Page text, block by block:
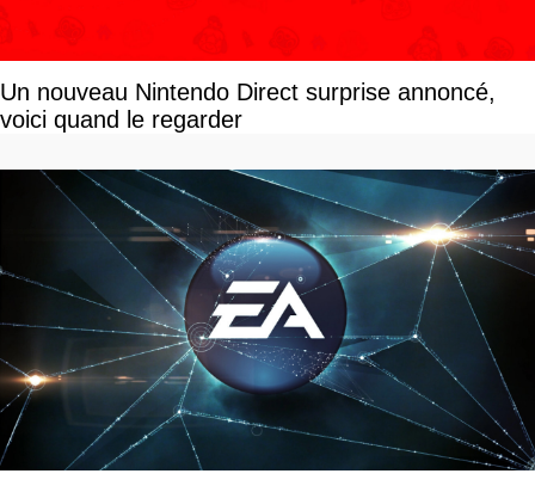
Un nouveau Nintendo Direct surprise annoncé,
voici quand le regarder